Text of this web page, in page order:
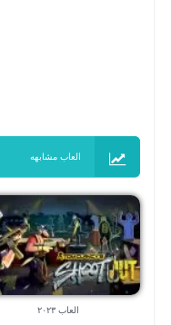
العاب مشابهه
العاب ٢٠٢٣